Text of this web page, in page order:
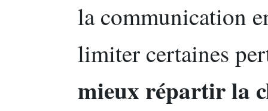
la communication
limiter certaines
mieux répartir la